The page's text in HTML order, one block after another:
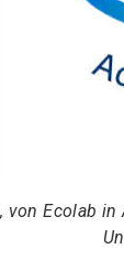
von Ecolab